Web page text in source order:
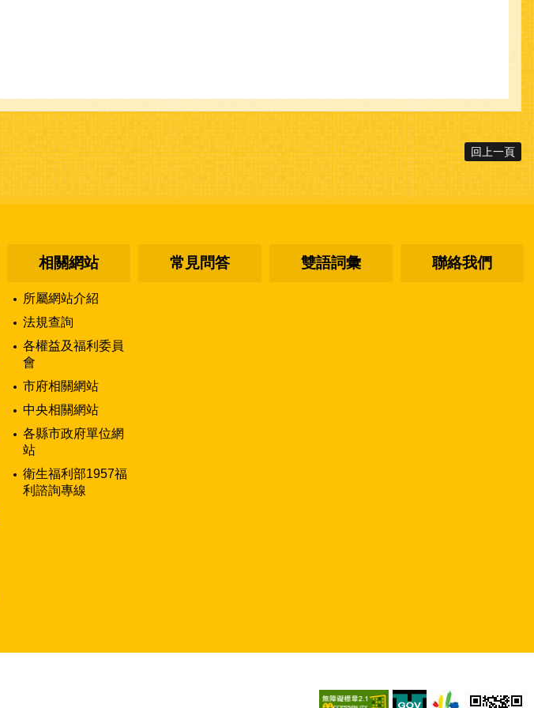
回上一頁
相關網站
所屬網站介紹
法規查詢
各權益及福利委員
會
市府相關網站
中央相關網站
各縣市政府單位網
站
衛生福利部1957福
利諮詢專線
常見問答 雙語詞彙 聯絡我們